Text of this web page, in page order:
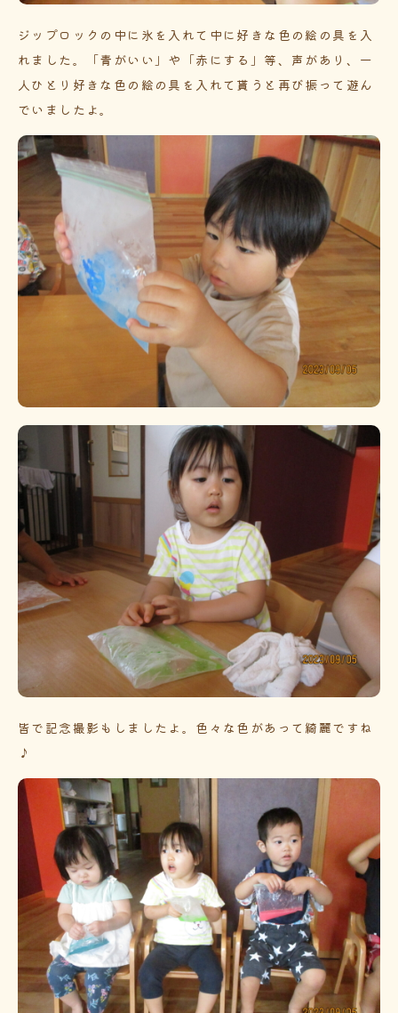
ジップロックの中に氷を入れて中に好きな色の絵の具を入
れました。「青がいい」や「赤にする」等、声があり、一
人ひとり好きな色の絵の具を入れて貰うと再び振って遊ん
でいましたよ。
皆で記念撮影もしましたよ。色々な色があって綺麗ですね
♪